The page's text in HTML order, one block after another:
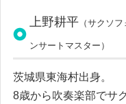
上野耕平（サク ソ フ
ンサー ト マス タ ー ）
茨城県東海村出身。
8歳から吹奏楽部でサク